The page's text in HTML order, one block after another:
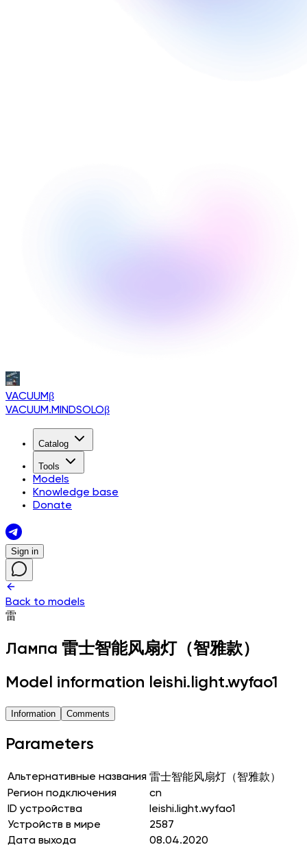
VACUUMβ
VACUUM.MINDSOLOβ
Catalog
Tools
Models
Knowledge base
Donate
Sign in
Back to models
雷
Лампа 雷士智能风扇灯（智雅款）
Model information leishi.light.wyfao1
Information Comments
Parameters
Альтернативные названия 雷士智能风扇灯（智雅款）
Регион подключения
cn
ID устройства
leishi.light.wyfao1
Устройств в мире
2587
Дата выхода
08.04.2020